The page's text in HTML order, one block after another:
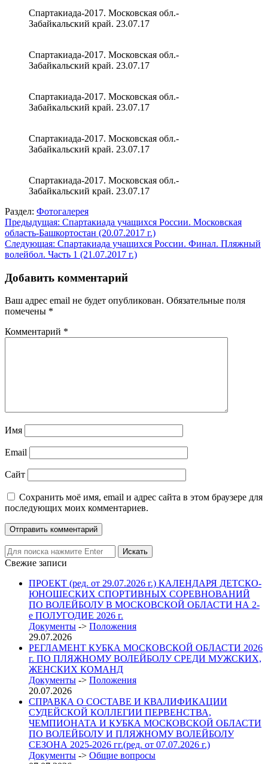
Спартакиада-2017. Московская обл.-
Забайкальский край. 23.07.17
Спартакиада-2017. Московская обл.-
Забайкальский край. 23.07.17
Спартакиада-2017. Московская обл.-
Забайкальский край. 23.07.17
Спартакиада-2017. Московская обл.-
Забайкальский край. 23.07.17
Спартакиада-2017. Московская обл.-
Забайкальский край. 23.07.17
Раздел: Фотогалерея
Навигация
по
записям
Предыдущая: Спартакиада учащихся России. Московская
область-Башкортостан (20.07.2017 г.)
Следующая: Спартакиада учащихся России. Финал. Пляжный
волейбол. Часть 1 (21.07.2017 г.)
Добавить комментарий
Ваш адрес email не будет опубликован. Обязательные поля
помечены *
Комментарий *
Имя
Email
Сайт
Сохранить моё имя, email и адрес сайта в этом браузере для
последующих моих комментариев.
Свежие записи
ПРОЕКТ (ред. от 29.07.2026 г.) КАЛЕНДАРЯ ДЕТСКО-
ЮНОШЕСКИХ СПОРТИВНЫХ СОРЕВНОВАНИЙ
ПО ВОЛЕЙБОЛУ В МОСКОВСКОЙ ОБЛАСТИ НА 2-
е ПОЛУГОДИЕ 2026 г.
Документы -> Положения
29.07.2026
РЕГЛАМЕНТ КУБКА МОСКОВСКОЙ ОБЛАСТИ 2026
г. ПО ПЛЯЖНОМУ ВОЛЕЙБОЛУ СРЕДИ МУЖСКИХ,
ЖЕНСКИХ КОМАНД
Документы -> Положения
20.07.2026
СПРАВКА О СОСТАВЕ И КВАЛИФИКАЦИИ
СУДЕЙСКОЙ КОЛЛЕГИИ ПЕРВЕНСТВА,
ЧЕМПИОНАТА И КУБКА МОСКОВСКОЙ ОБЛАСТИ
ПО ВОЛЕЙБОЛУ И ПЛЯЖНОМУ ВОЛЕЙБОЛУ
СЕЗОНА 2025-2026 гг.(ред. от 07.07.2026 г.)
Документы -> Общие вопросы